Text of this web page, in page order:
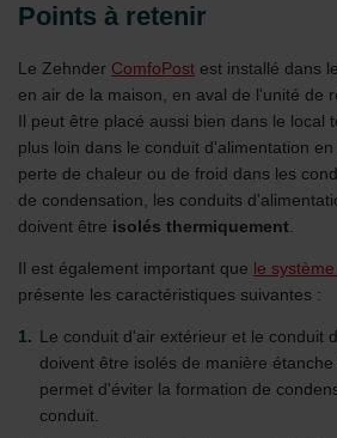
Points à retenir
Le Zehnder ComfoPost est installé dans
en air de la maison, en aval de l'unité de
Il peut être placé aussi bien dans le local
plus loin dans le conduit d'alimentation
perte de chaleur ou de froid dans les
de condensation, les conduits
doivent être isolés thermiquement
Il est également important que le
présente les caractéristiques suivantes :
Le conduit d'air extérieur et le conduit
doivent être isolés de manière
permet d'éviter la formation de
conduit.